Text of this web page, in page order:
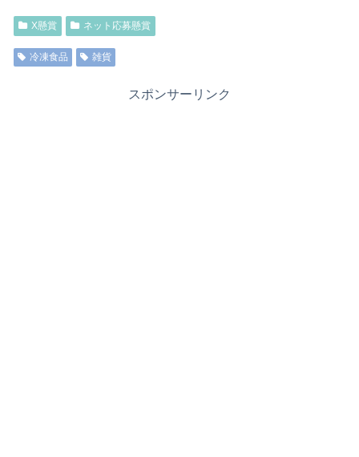
X懸賞 ネット応募懸賞
冷凍食品 雑貨
スポンサーリンク